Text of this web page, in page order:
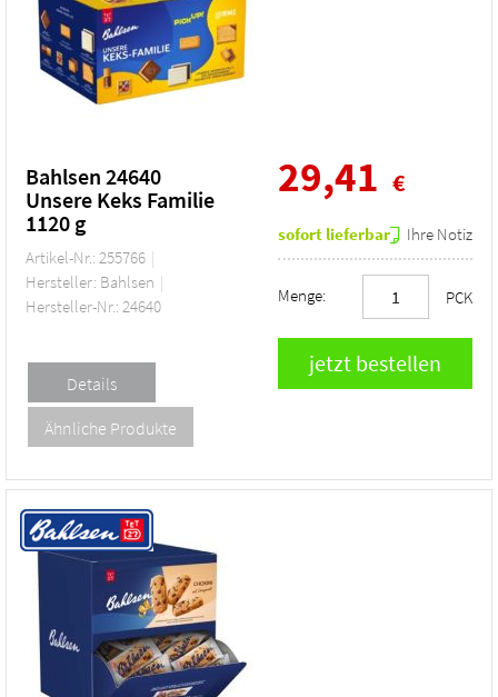
Bahlsen 24640
Unsere Keks Familie
1120 g
Artikel-Nr.: 255766
Hersteller: Bahlsen
Hersteller-Nr.: 24640
29,41 €
sofort lieferbar Ihre Notiz
Menge: PCK